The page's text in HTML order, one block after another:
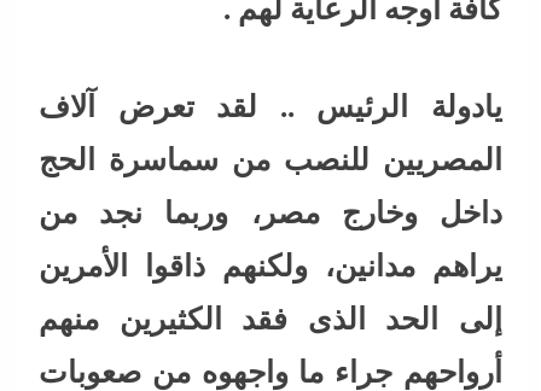
كافة أوجه الرعاية لهم .
يادولة الرئيس .. لقد تعرض آلاف
المصريين للنصب من سماسرة الحج
داخل وخارج مصر، وربما نجد من
يراهم مدانين، ولكنهم ذاقوا الأمرين
إلى الحد الذى فقد الكثيرين منهم
أرواحهم جراء ما واجهوه من صعوبات